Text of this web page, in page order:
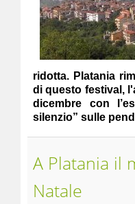
ridotta. Platania
di questo festival,
dicembre con
silenzio” sulle
A Platania il
Natale